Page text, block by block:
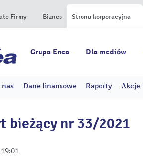
Firmy Biznes Strona korporacyjna
Grupa Enea Dla mediów
nas Dane finansowe Raporty Akcje
bieżący nr 33/2021
19:01